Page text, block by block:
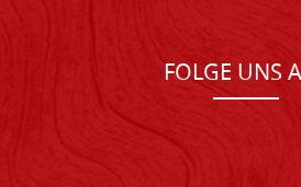
FOLGE UNS